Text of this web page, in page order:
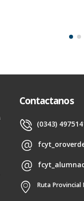
Contactanos
(0343)
Ruta Provincial